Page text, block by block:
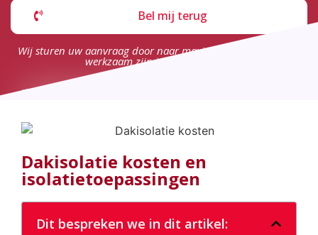
Bel mij terug
Wij sturen uw aanvraag door naar maximaal 4 bedrijven die
werkzaam zijn in uw omgeving.
Dakisolatie kosten en
isolatietoepassingen
Dit bespreken we in dit artikel: